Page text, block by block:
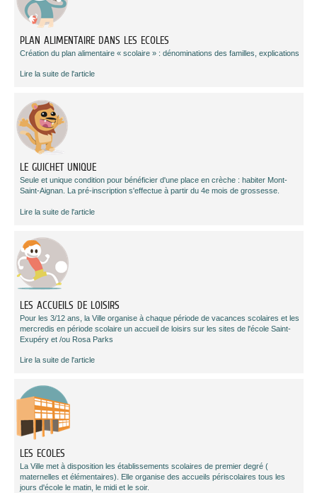
PLAN ALIMENTAIRE DANS LES ECOLES
Création du plan alimentaire « scolaire » : dénominations des familles, explications
Lire la suite de l'article
LE GUICHET UNIQUE
Seule et unique condition pour bénéficier d'une place en crèche : habiter Mont-
Saint-Aignan. La pré-inscription s'effectue à partir du 4e mois de grossesse.
Lire la suite de l'article
LES ACCUEILS DE LOISIRS
Pour les 3/12 ans, la Ville organise à chaque période de vacances scolaires et les
mercredis en période scolaire un accueil de loisirs sur les sites de l'école Saint-
Exupéry et /ou Rosa Parks
Lire la suite de l'article
LES ECOLES
La Ville met à disposition les établissements scolaires de premier degré (
maternelles et élémentaires). Elle organise des accueils périscolaires tous les
jours d'école le matin, le midi et le soir.